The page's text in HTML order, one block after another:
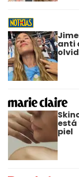
anti
está
piel